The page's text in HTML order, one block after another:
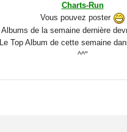
Charts-Run
Vous pouvez poster
Albums de la semaine dernière
Le Top Album de cette semaine
^^"